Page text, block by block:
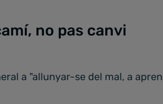
no pas canvi
a "allunyar-se del mal, a